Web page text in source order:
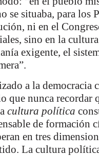
se situaba, para los
ni en el
sino en la
exigente, el
a la democracia
que nunca recordar
cultura política
de formación
en tres
La cultura